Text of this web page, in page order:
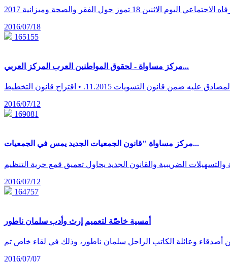
2016/07/18
165155
مركز مساواة - لحقوق المواطنين العرب المركز العربي...
2016/07/12
169081
مركز مساواة "قانون الجمعيات الجديد يمس في الجمعيات...
2016/07/12
164757
أمسية خاصّة لتعميم إرث وأدب سلمان ناطور
2016/07/07